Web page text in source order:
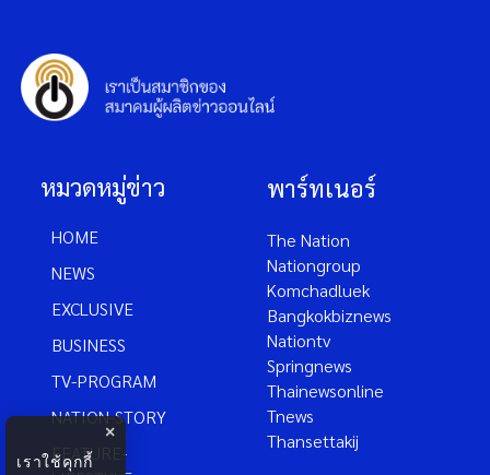
หมวดหมู่ข่าว
HOME
NEWS
EXCLUSIVE
BUSINESS
TV-PROGRAM
NATION-STORY
FEATURE-
พาร์ทเนอร์
The Nation
Nationgroup
Komchadluek
Bangkokbiznews
Nationtv
Springnews
Thainewsonline
Tnews
Thansettakij
×
เราใช้คุกกี้